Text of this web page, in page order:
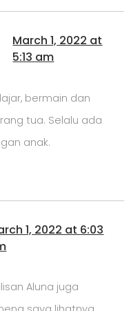
March 1, 2022 at
5:13 am
bermain dan
tua. Selalu ada
anak.
1, 2022 at 6:03
Aluna juga